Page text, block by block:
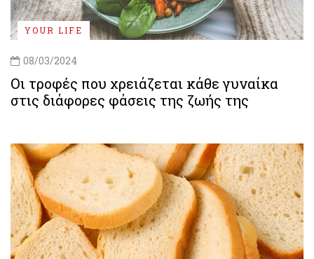
YOUR LIFE
08/03/2024
Οι τροφές που χρειάζεται κάθε γυναίκα
στις διάφορες φάσεις της ζωής της